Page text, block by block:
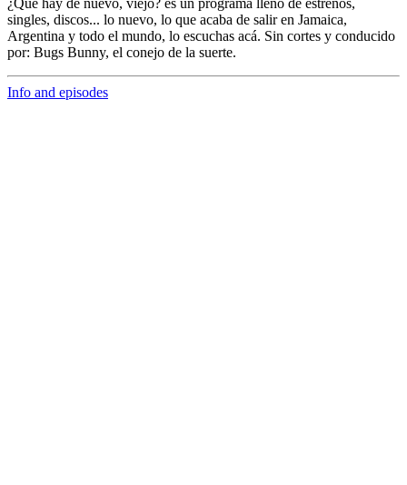
singles, discos... lo nuevo, lo que acaba de salir en Jamaica,
Argentina y todo el mundo, lo escuchas acá. Sin cortes y conducido
por: Bugs Bunny, el conejo de la suerte.
Info and episodes